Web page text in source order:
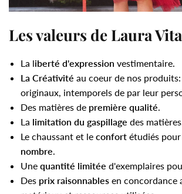
Les valeurs de Laura Vita
La liberté d'expression vestimentaire.
La Créativité au coeur de nos
originaux, intemporels de par leur
Des matières de première qualité.
La limitation du gaspillage des
Le chaussant et le confort étudiés pour
nombre.
Une quantité limitée d'exemplaires
Des prix raisonnables en concordance